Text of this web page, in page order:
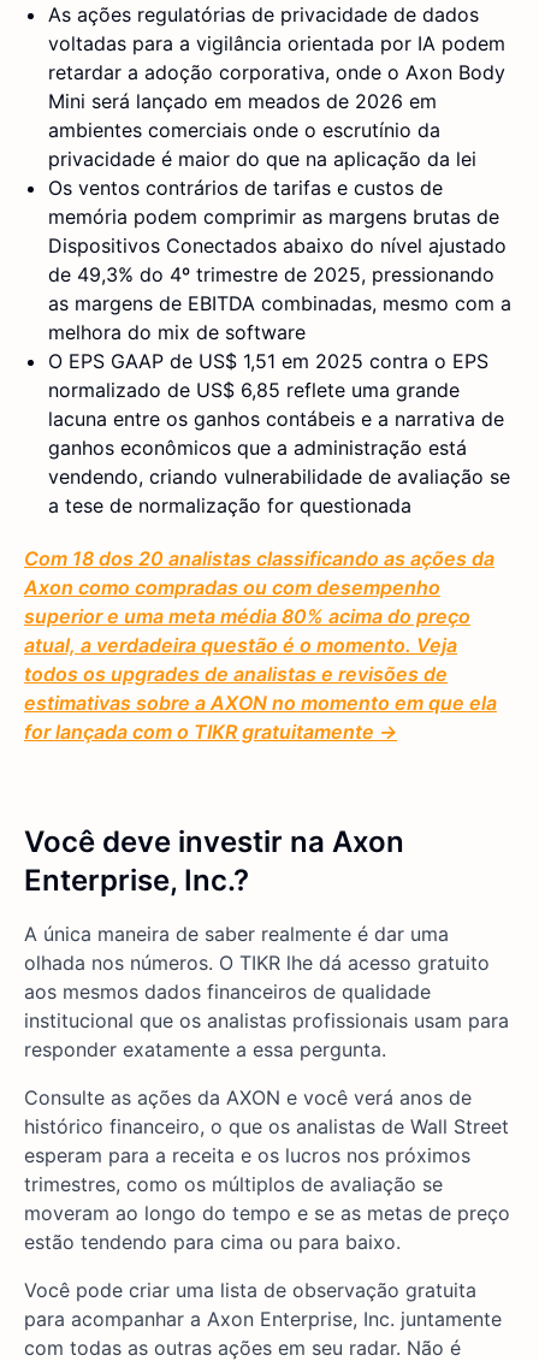
As ações regulatórias de privacidade de dados
voltadas para a vigilância orientada por IA podem
retardar a adoção corporativa, onde o Axon Body
Mini será lançado em meados de 2026 em
ambientes comerciais onde o escrutínio da
privacidade é maior do que na aplicação da lei
Os ventos contrários de tarifas e custos de
memória podem comprimir as margens brutas de
Dispositivos Conectados abaixo do nível ajustado
de 49,3% do 4º trimestre de 2025, pressionando
as margens de EBITDA combinadas, mesmo com a
melhora do mix de software
O EPS GAAP de US$ 1,51 em 2025 contra o EPS
normalizado de US$ 6,85 reflete uma grande
lacuna entre os ganhos contábeis e a narrativa de
ganhos econômicos que a administração está
vendendo, criando vulnerabilidade de avaliação se
a tese de normalização for questionada
Com 18 dos 20 analistas classificando as ações da
Axon como compradas ou com desempenho
superior e uma meta média 80% acima do preço
atual, a verdadeira questão é o momento. Veja
todos os upgrades de analistas e revisões de
estimativas sobre a AXON no momento em que ela
for lançada com o TIKR gratuitamente →
Você deve investir na Axon
Enterprise, Inc.?
A única maneira de saber realmente é dar uma
olhada nos números. O TIKR lhe dá acesso gratuito
aos mesmos dados financeiros de qualidade
institucional que os analistas profissionais usam para
responder exatamente a essa pergunta.
Consulte as ações da AXON e você verá anos de
histórico financeiro, o que os analistas de Wall Street
esperam para a receita e os lucros nos próximos
trimestres, como os múltiplos de avaliação se
moveram ao longo do tempo e se as metas de preço
estão tendendo para cima ou para baixo.
Você pode criar uma lista de observação gratuita
para acompanhar a Axon Enterprise, Inc. juntamente
com todas as outras ações em seu radar. Não é